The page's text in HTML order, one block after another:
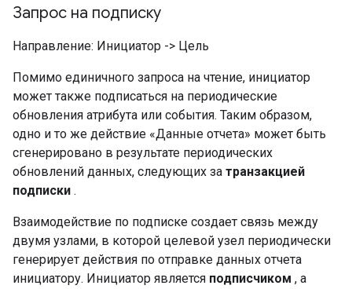
Запрос на подписку
Направление: Инициатор -> Цель
Помимо единичного запроса на чтение, инициатор
может также подписаться на периодические
обновления атрибута или события. Таким образом,
одно и то же действие «Данные отчета» может быть
сгенерировано в результате периодических
обновлений данных, следующих за транзакцией
подписки .
Взаимодействие по подписке создает связь между
двумя узлами, в которой целевой узел периодически
генерирует действия по отправке данных отчета
инициатору. Инициатор является подписчиком , а